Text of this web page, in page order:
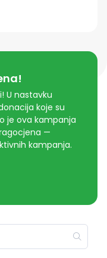
U nastavku
koje su
je ova kampanja
—
kampanja.